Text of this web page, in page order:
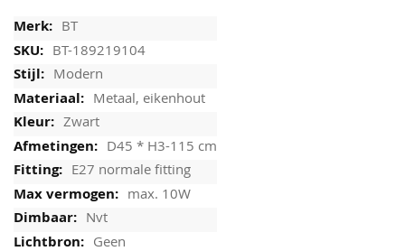
BT
BT-189219104
Modern
Metaal, eikenhout
Zwart
D45 * H3-115 cm
E27 normale fitting
max. 10W
Nvt
Geen